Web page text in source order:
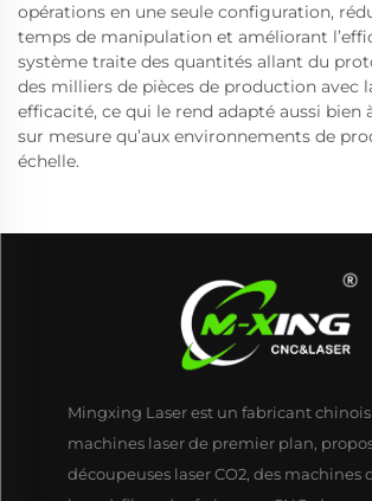
opérations en une seule configuration,
temps de manipulation et améliorant
système traite des quantités allant du
des milliers de pièces de production avec
efficacité, ce qui le rend adapté aussi bien
sur mesure qu’aux environnements de
échelle.
Mingxing Laser est un fabricant
machines laser de premier plan,
découpeuses laser CO2, des machines